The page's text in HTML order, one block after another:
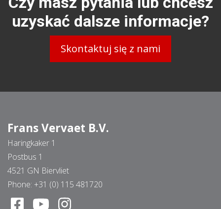
uzyskać dalsze informacje?
Skontaktuj się z nami
Frans Vervaet B.V.
Haringkaker 1
Postbus 1
4521 GN Biervliet
Phone: +31 (0) 115 481720